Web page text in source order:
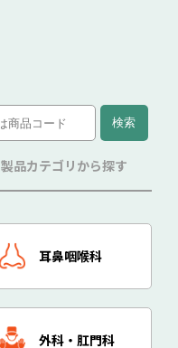
製品カテゴリから探す
耳鼻咽喉科
外科・肛門科